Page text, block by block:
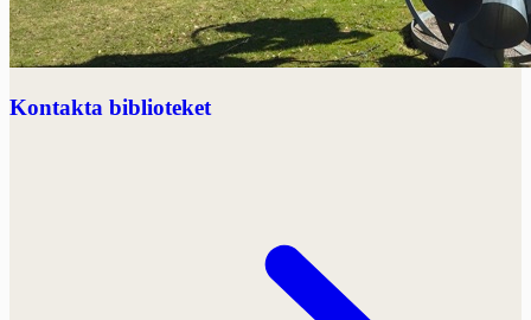
Kontakta biblioteket